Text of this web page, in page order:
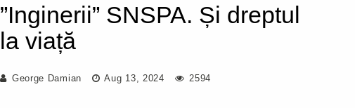
”Inginerii” SNSPA. Și dreptul
la viață
George Damian Aug 13, 2024 2594